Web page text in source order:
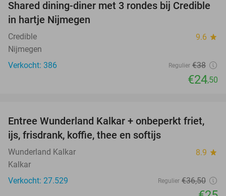
36%
Shared dining-diner met 3 rondes bij Credible
in hartje Nijmegen
Credible 9.6 star
Nijmegen
Verkocht: 386
Regulier €38
€24,50
32%
Entree Wunderland Kalkar + onbeperkt friet,
ijs, frisdrank, koffie, thee en softijs
Wunderland Kalkar 8.9 star
Kalkar
Verkocht: 27.529
Regulier €36,50